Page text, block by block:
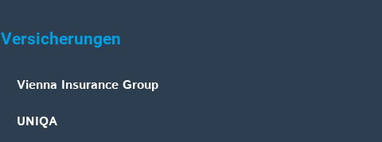
Versicherungen
Vienna Insurance Group
UNIQA